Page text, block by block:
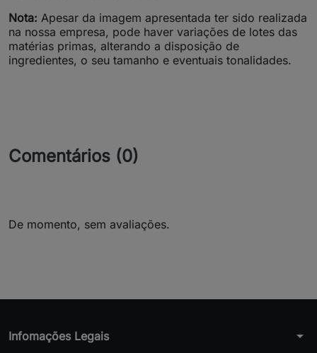
Nota: Apesar da imagem apresentada ter sido realizada
na nossa empresa, pode haver variações de lotes das
matérias primas, alterando a disposição de
ingredientes, o seu tamanho e eventuais tonalidades.
Comentários (0)
De momento, sem avaliações.
Infomações Legais arrow_drop_down